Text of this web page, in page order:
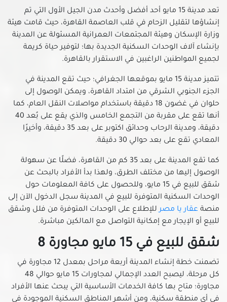
شقق للبيع في الزيتون
شقق للبيع في الساحل بالقاهرة
شقق للبيع في مدينة السلام
شقق للبيع في السيدة زينب
شقق للبيع في الشرابية
شقق للبيع في الشروق
شقق للبيع في الظاهر
شقق للبيع في العاصمة الادارية الجديدة
شقق للبيع في العباسية
شقق للبيع في القاهرة الجديدة
شقق للبيع في القطامية
شقق للبيع في الكوربة
شقق للبيع في المرج
شقق للبيع في المطرية
شقق للبيع في المعادي الجديدة
شقق للبيع في المعادي القديمة
شقق للبيع في المعادي
شقق للبيع في المعصره
شقق للبيع في المقطم
تعد مدينة 15 مايو أحد أفضل وأحدث مدن الجيل الأول التي تم
إنشاؤها لتقليل الزحام في قلب العاصمة القاهرة، حيث قامت هيئة
وزارة الإسكان وهيئة المجتمعات العمرانية المسئولة عن المدينة
بإنشاء آلاف الوحدات السكنية الجديدة بها؛ لتوفير حياة كريمة
لجميع المواطنين الراغبين في الاستقرار بالقاهرة.
تتميز مدينة 15 مايو بموقعها الجغرافي؛ حيث تقع المدينة في
الجزء الجنوبي الشرقي من امتداد القاهرة، ويمكن الوصول إلى
حلوان في غضون 18 دقيقة باستخدام مواصلات النقل العام، كما
أنها تقع على مقربة من التجمع الخامس والذي يقع على بُعد 40
دقيقة، ومدينة الرحاب وحدائق اكتوبر على بعد 35 دقيقة، وأخيرًا
المعادي تقع على بعد حوالي 30 دقيقة.
كما تقع المدينة على بعد 35 كم من القاهرة، فضلًا عن سهولة
الوصول إليها من مختلف الطرق، ولهذا بدأ الأفراد بالبحث عن
شقق للبيع في 15 مايو، وللحصول على كافة المعلومات حول
الوحدات السكنية المتوفرة للبيع في المدينة سجل الدخول الآن إلى
منصة عقار يا مصرللإطلاع على الوحدات المتوفرة من فلل وشقق
للبيع أو الإيجار مع إمكانية التواصل مع المالكين مباشرة.
شقق للبيع في 15 مايو مجاورة 8
تضمنت خطة إنشاء المدينة أربعة مراحل بمعدل 12 مجاورة في
كل مرحلة، ليصبح العدد الإجمالي لمجاورات 15 مايو حوالي 48
مجاورة؛ متاح بها كافة الخدمات الأساسية التي يبحث عنها الأفراد
في أي منطقة سكنية، ومن أشهر المناطق السكنية الموجودة في